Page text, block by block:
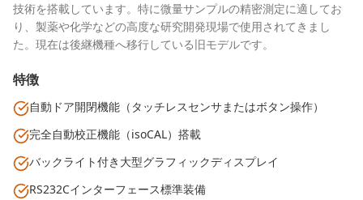
技術を搭載しています。特に微量サンプルの精密測定に適してお
り、製薬や化学などの高度な研究開発現場で使用されてきまし
た。現在は後継機種へ移行している旧モデルです。
特徴
自動ドア開閉機能（タッチレスセンサまたはボタン操作）
完全自動校正機能（isoCAL）搭載
バックライト付き大型グラフィックディスプレイ
RS232Cインターフェース標準装備